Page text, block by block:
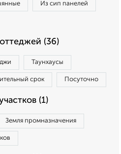
Из сип панелей
(36)
Таунхаусы
срок Посуточно
(1)
Земля промназначения